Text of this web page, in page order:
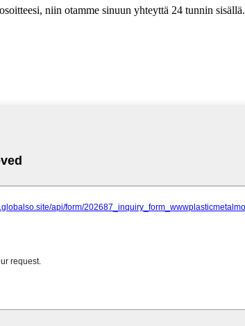
niin otamme sinuun yhteyttä 24 tunnin sisällä.